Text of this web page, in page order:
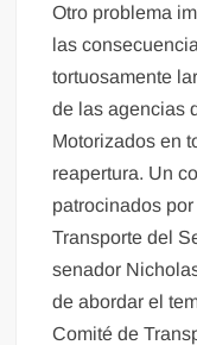
Otro problema
las
tortuosamente
de las agencias
Motorizados en
reapertura. Un
patrocinados
Transporte del
senador
de abordar el
Comité de